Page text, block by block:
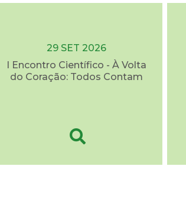
29 SET 2026
I Encontro Científico - À Volta
do Coração: Todos Contam